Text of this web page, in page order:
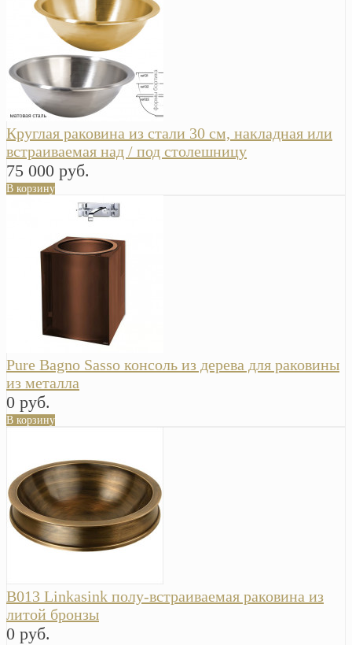
Круглая раковина из стали 30 см, накладная или
встраиваемая над / под столешницу
75 000 руб.
В корзину
Pure Bagno Sasso консоль из дерева для раковины
из металла
0 руб.
В корзину
B013 Linkasink полу-встраиваемая раковина из
литой бронзы
0 руб.